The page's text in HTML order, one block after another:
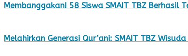
Membanggakan! 58 Siswa SMAIT TBZ Berhasil
Melahirkan Generasi Qur’ani: SMAIT TBZ